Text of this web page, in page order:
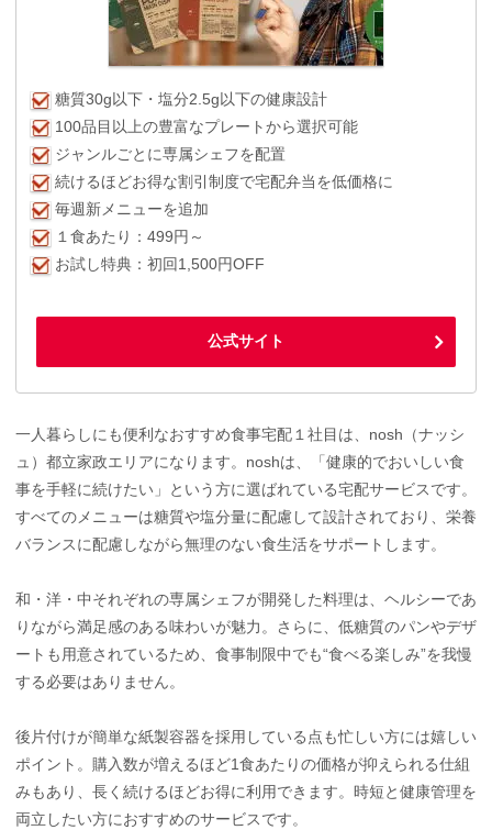
糖質30g以下・塩分2.5g以下の健康設計
100品目以上の豊富なプレートから選択可能
ジャンルごとに専属シェフを配置
続けるほどお得な割引制度で宅配弁当を低価格に
毎週新メニューを追加
１食あたり：499円～
お試し特典：初回1,500円OFF
公式サイト
一人暮らしにも便利なおすすめ食事宅配１社目は、nosh（ナッシ
ュ）都立家政エリアになります。noshは、「健康的でおいしい食
事を手軽に続けたい」という方に選ばれている宅配サービスです。
すべてのメニューは糖質や塩分量に配慮して設計されており、栄養
バランスに配慮しながら無理のない食生活をサポートします。
和・洋・中それぞれの専属シェフが開発した料理は、ヘルシーであ
りながら満足感のある味わいが魅力。さらに、低糖質のパンやデザ
ートも用意されているため、食事制限中でも“食べる楽しみ”を我慢
する必要はありません。
後片付けが簡単な紙製容器を採用している点も忙しい方には嬉しい
ポイント。購入数が増えるほど1食あたりの価格が抑えられる仕組
みもあり、長く続けるほどお得に利用できます。時短と健康管理を
両立したい方におすすめのサービスです。